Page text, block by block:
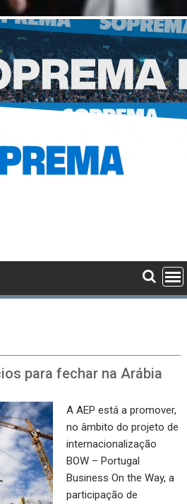
para fechar na Arábia
A AEP está a promover,
no âmbito do projeto de
internacionalização
BOW – Portugal
Business On the Way, a
participação de